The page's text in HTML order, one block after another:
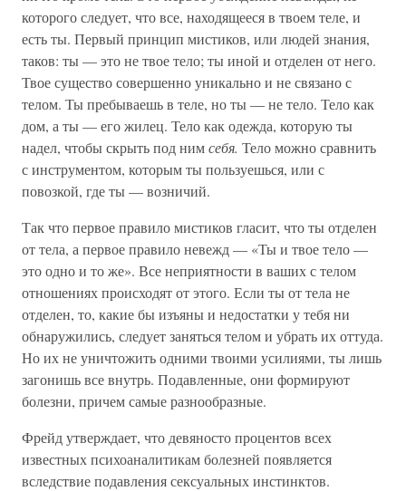
которого следует, что все, находящееся в твоем теле, и
есть ты. Первый принцип мистиков, или людей знания,
таков: ты — это не твое тело; ты иной и отделен от него.
Твое существо совершенно уникально и не связано с
телом. Ты пребываешь в теле, но ты — не тело. Тело как
дом, а ты — его жилец. Тело как одежда, которую ты
надел, чтобы скрыть под нимсебя. Тело можно сравнить
с инструментом, которым ты пользуешься, или с
повозкой, где ты — возничий.
Так что первое правило мистиков гласит, что ты отделен
от тела, а первое правило невежд — «Ты и твое тело —
это одно и то же». Все неприятности в ваших с телом
отношениях происходят от этого. Если ты от тела не
отделен, то, какие бы изъяны и недостатки у тебя ни
обнаружились, следует заняться телом и убрать их оттуда.
Но их не уничтожить одними твоими усилиями, ты лишь
загонишь все внутрь. Подавленные, они формируют
болезни, причем самые разнообразные.
Фрейд утверждает, что девяносто процентов всех
известных психоаналитикам болезней появляется
вследствие подавления сексуальных инстинктов.